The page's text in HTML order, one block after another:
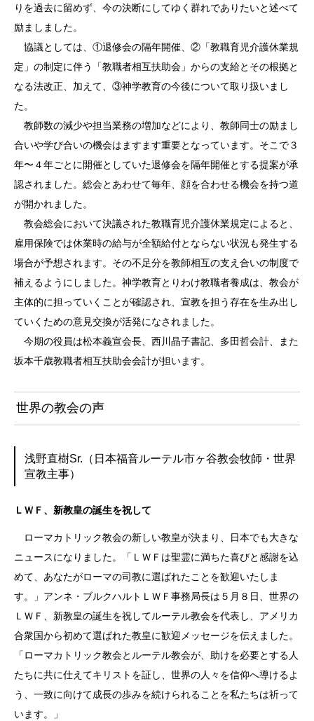
りを過去に留めず、今の決断にしてゆく群れでありたいと述べて
励ましました。
協議としては、①退修会の隔年開催、②「教職育児介護休業規
定」の制定に伴う「教職者相互扶助会」からの支給とその根拠と
なる法改正、加えて、③神学教育の今後について取り扱いまし
た。
教師数の減少や担当業務の増加などにより、教師同士の励まし
合いや学び合いの機会はますます重要となっています。そこで３
年〜４年ごとに開催としていた退修会を隔年開催とする提案が承
認されました。総会とあわせて毎年、顔を合わせる機会を持つ道
が開かれました。
教会総会において決議された教職育児介護休業規定によると、
雇用保険では休業時の給与が全額給付とならない状況も発生する
場合が予想されます。その不足分を教師相互の支え合いの制度で
補えるようにしました。神学教育とりわけ教職者養成は、教会が
主体的に担っていくことが確認され、宣教を担う存在を生み出し
ていくための意見交換が活発になされました。
今期の役員は松本義宣会長、西川晶子書記、多田哲会計、また
坂本千歳教職者相互扶助会会計が担います。
世界の教会の声
浅野直樹Sr.（日本福音ルーテル市ヶ谷教会牧師・世界
宣教主事）
ＬＷＦ、新教皇の誕生を祝して
ローマカトリック教会の新しい教皇が決まり、日本でも大きな
ニュースになりました。「ＬＷＦは聖霊に満ちた喜びと感謝を込
めて、あなたがローマの司教に選ばれたことを歓迎いたしま
す。」アンネ・ブルクハルトＬＷＦ事務局長は５月８日、世界の
ＬＷＦ、新教皇の誕生を祝してルーテル教会を代表し、アメリカ
合衆国から初めて選ばれた教皇に歓迎メッセージを伝えました。
「ローマカトリック教会とルーテル教会が、助けを必要とする人
たちに共に仕えてキリストを証し、世界の人々を信仰へ導けるよ
う、一致に向けて成長の歩みを続けられることを私たちは祈って
います。」